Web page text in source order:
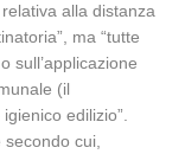
relativa alla distanza
ma “tutte
sull’applicazione
(il
edilizio”.
secondo cui,